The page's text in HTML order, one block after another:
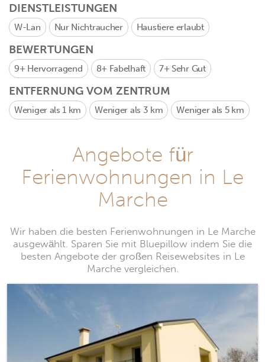
DIENSTLEISTUNGEN
W-Lan Nur Nichtraucher Haustiere erlaubt
BEWERTUNGEN
9+ Hervorragend 8+ Fabelhaft 7+ Sehr Gut
ENTFERNUNG VOM ZENTRUM
Weniger als 1 km Weniger als 3 km Weniger als 5 km
Angebote für
Ferienwohnungen in Le
Marche
Wir haben die besten Ferienwohnungen in Le Marche
ausgewählt. Sparen Sie mit Bluepillow indem Sie die
besten Angebote der großen Reisewebsites in Le
Marche vergleichen.